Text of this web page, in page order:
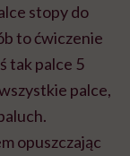
stopy do
to ćwiczenie
tak palce 5
palce,
opuszczając